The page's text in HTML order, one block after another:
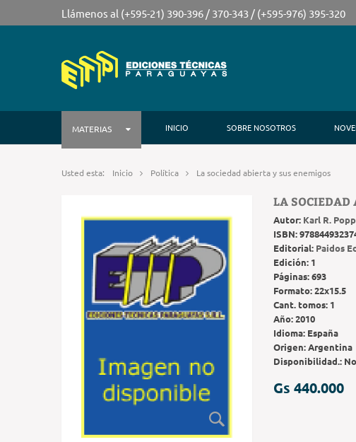
Llámenos al (+595-21) 390-396 / 370-343 / (+595-976) 395-320
MATERIAS INICIO SOBRE NOSOTROS
Usted esta: Inicio Política La sociedad abierta y sus enemigos
LA SOCIEDAD
Autor: Karl R.
ISBN:
Editorial: Paidos
Edición: 1
Páginas:693
Formato:22x15.5
Cant. tomos: 1
Año:2010
Idioma: España
Origen:Argentina
Disponibilidad.:
Gs 440.000